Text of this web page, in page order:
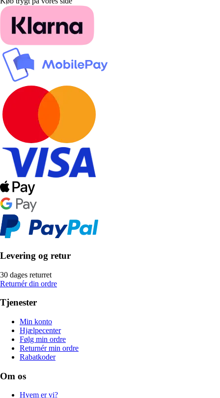
Levering og retur
30 dages returret
Returnér din ordre
Tjenester
Min konto
Hjælpecenter
Følg min ordre
Returnér min ordre
Rabatkoder
Om os
Hvem er vi?